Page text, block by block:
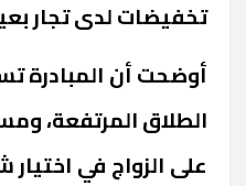
تخفيضات لدى تجار
أوضحت أن المبادرة
الطلاق المرتفعة،
على الزواج في